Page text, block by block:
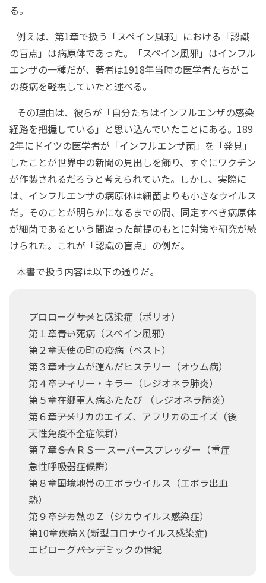
る。
例えば、第1章で扱う「スペイン風邪」における「認識
の盲点」は病原体であった。「スペイン風邪」はインフル
エンザの一種だが、著者は1918年当時の医学者たちがこ
の疫病を軽視していたと述べる。
その理由は、彼らが「自分たちはインフルエンザの感染
経路を把握している」と思い込んでいたことにある。189
2年にドイツの医学者が「インフルエンザ菌」を「発見」
したことが世界中の新聞の見出しを飾り、すぐにワクチン
が作製されるだろうと考えられていた。しかし、実際に
は、インフルエンザの病原体は細菌よりも小さなウイルス
だ。そのことが明らかになるまでの間、同定すべき病原体
が細菌であるという間違った前提のもとに対策や研究が続
けられた。これが「認識の盲点」の例だ。
本書で扱う内容は以下の通りだ。
プロローグ――サメと感染症（ポリオ）
第１章――青い死病（スペイン風邪）
第２章――天使の町の疫病（ペスト）
第３章――オウムが運んだヒステリー（オウム病）
第４章――フィリー・キラー（レジオネラ肺炎）
第５章――在郷軍人病ふたたび （レジオネラ肺炎）
第６章――アメリカのエイズ、アフリカのエイズ（後
天性免疫不全症候群）
第７章――ＳＡＲＳ─ スーパースプレッダー（重症
急性呼吸器症候群）
第８章――国境地帯のエボラウイルス（エボラ出血
熱）
第９章――ジカ熱のＺ（ジカウイルス感染症）
第10章――疾病Ｘ(新型コロナウイルス感染症)
エピローグ――パンデミックの世紀